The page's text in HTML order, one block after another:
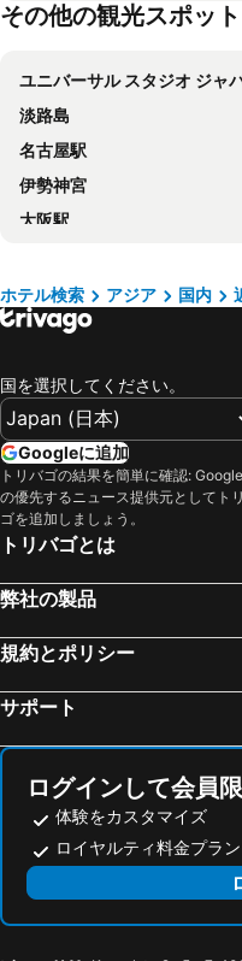
ホテル エルシエント京都
アーバンホテル京都
ハートンホテル京都
三井ガーデンホテル京都四条
ベッセルホテルカンパーナ京都五条
ＴＨＥ ＰＯＣＫＥＴ ＨＯＴＥＬ 京都烏丸五条
サクラテラス ザ・アトリエ
アルモント ホテル京都
OMO3 京都東寺 by 星野リゾート
ホテルモントレ京都
ホテル法華クラブ京都
ザ ロイヤルパークホテル 京都梅小路
OMO5 京都三条 by 星野リゾート
ホテル エムズ・プラス四条大
京都ガーデンパレス
ゲストハウス京都 蚕ノ社
Hotel Utano Kyoto Besho
サンメンバーズ京都嵯峨
ホテル 嵯峨野 - 成人の方限定
ホテル ビナリオ嵯峨嵐山
ホーム・ステイ・椛 嵐山 京都 by バンヤン・グル
和み家 京都 南円町
Tenryuno Yado
その他の観光スポッ
ユニバーサル スタジオ ジャ
淡路島
名古屋駅
伊勢神宮
大阪駅
梅田駅
伊勢志摩
Namba Station
栄駅
三宮駅
鈴鹿サーキット
高松駅
大阪城ホール
奈良駅
岐阜駅
中部国際空港セントレア
弁天町駅
山中温泉
京橋駅
ホテル検索 アジア 国内
国を選択してください。
Googleに追加
トリバゴの結果を簡単に確認:
の優先するニュース提供元としてト
ゴを追加しましょう。
トリバゴとは
弊社の製品
規約とポリシー
サポート
ログインして会員
体験をカスタマイズ
ロイヤルティ料金プラ